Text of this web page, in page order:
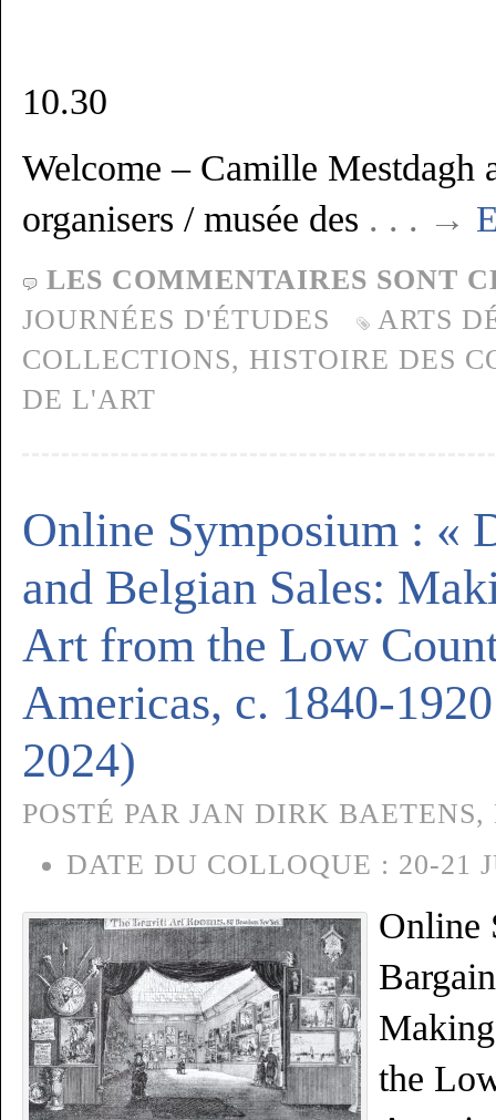
10.30
Welcome – Camille Mestdagh
organisers / musée des . . . →
LES COMMENTAIRES SONT
JOURNÉES D'ÉTUDES
ARTS
COLLECTIONS, HISTOIRE DES
DE L'ART
Online Symposium : «
and Belgian Sales:
Art from the Low
Americas, c. 1840-
2024)
POSTÉ PAR JAN DIRK
DATE DU COLLOQUE : 20-21
Online
the